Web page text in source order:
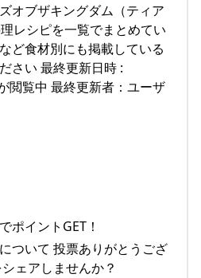
オブザキングダム（ティア
レシピを一覧でまとめてい
ど食材別にも掲載している
さい 最終更新日時 :
閲覧中 最終更新者：ユーザ
ポイントGET！
ついて 投票ありがとうござ
ェアしませんか？